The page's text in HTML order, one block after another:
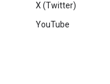
X (Twitter)
YouTube